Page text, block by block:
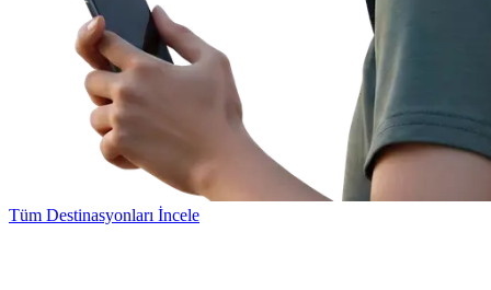
Tüm Destinasyonları İncele